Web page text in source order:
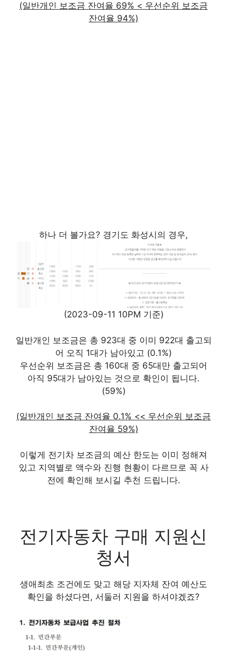
(일반개인 보조금 잔여율 69% < 우선순위 보조금
잔여율 94%)
하나 더 볼가요? 경기도 화성시의 경우,
(2023-09-11 10PM 기준)
일반개인 보조금은 총 923대 중 이미 922대 출고되
어 오직 1대가 남아있고 (0.1%)
우선순위 보조금은 총 160대 중 65대만 출고되어
아직 95대가 남아있는 것으로 확인이 됩니다.
(59%)
(일반개인 보조금 잔여율 0.1% << 우선순위 보조금
잔여율 59%)
이렇게 전기차 보조금의 예산 한도는 이미 정해져
있고 지역별로 액수와 진행 현황이 다르므로 꼭 사
전에 확인해 보시길 추천 드립니다.
전기자동차 구매 지원신
청서
생애최초 조건에도 맞고 해당 지자체 잔여 예산도
확인을 하셨다면, 서둘러 지원을 하셔야겠죠?